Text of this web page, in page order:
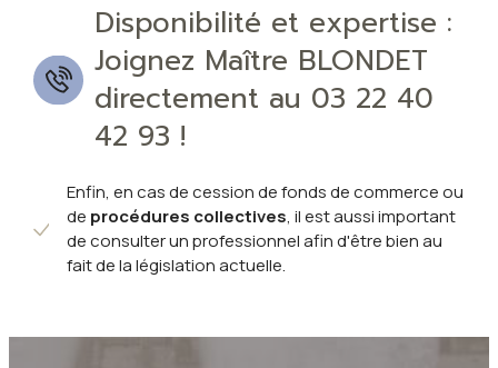
Disponibilité et expertise :
Joignez Maître BLONDET
directement au 03 22 40
42 93 !
Enfin, en cas de cession de fonds de commerce ou
de procédures collectives, il est aussi important
de consulter un professionnel afin d'être bien au
fait de la législation actuelle.